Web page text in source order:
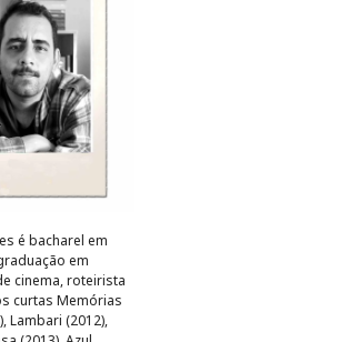
é bacharel em
em
cinema, roteirista
curtas Memórias
Lambari (2012),